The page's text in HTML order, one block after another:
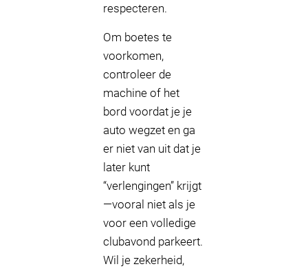
respecteren.
Om boetes te
voorkomen,
controleer de
machine of het
bord voordat je je
auto wegzet en ga
er niet van uit dat je
later kunt
“verlengingen” krijgt
—vooral niet als je
voor een volledige
clubavond parkeert.
Wil je zekerheid,